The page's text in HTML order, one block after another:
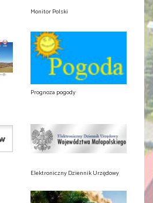
Monitor Polski
Prognoza pogody
Elektroniczny Dziennik Urzędowy